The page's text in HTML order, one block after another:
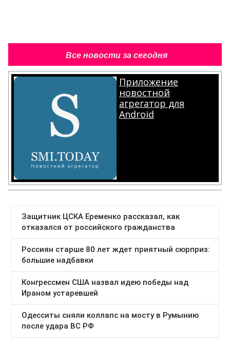
Все новости за сегодня
Приложение
новостной
агрегатор для
Android
.